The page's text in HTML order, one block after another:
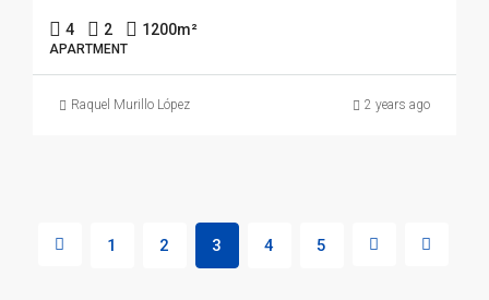
4 2 1200m²
APARTMENT
Raquel Murillo López 2 years ago
1 2 3 4 5